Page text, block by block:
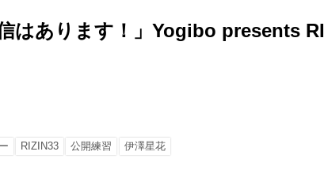
はあります！」Yogibo presents
RIZIN33 公開練習 伊澤星花